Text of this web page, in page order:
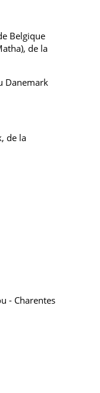
Belgique
de la
Danemark
de la
- Charentes